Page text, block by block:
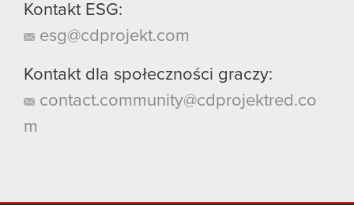
Kontakt ESG:
esg@cdprojekt.com
Kontakt dla społeczności graczy:
contact.community@cdprojektred.co
m